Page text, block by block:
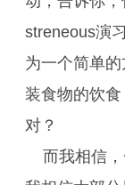
streneous演
为一个简单
装食物的饮
对？
而我相信